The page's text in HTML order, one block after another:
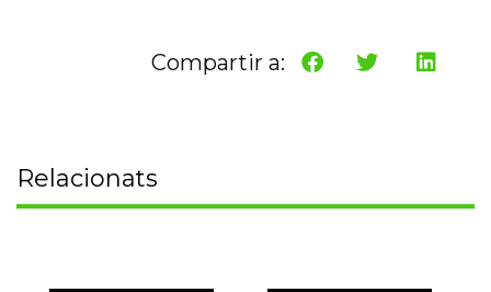
Compartir a:
Relacionats